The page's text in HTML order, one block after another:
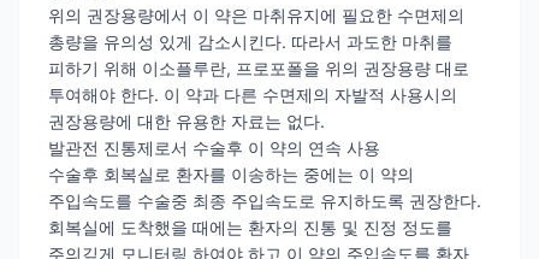
위의 권장용량에서 이 약은 마취유지에 필요한 수면제의
총량을 유의성 있게 감소시킨다. 따라서 과도한 마취를
피하기 위해 이소플루란, 프로포폴을 위의 권장용량 대로
투여해야 한다. 이 약과 다른 수면제의 자발적 사용시의
권장용량에 대한 유용한 자료는 없다.
발관전 진통제로서 수술후 이 약의 연속 사용
수술후 회복실로 환자를 이송하는 중에는 이 약의
주입속도를 수술중 최종 주입속도로 유지하도록 권장한다.
회복실에 도착했을 때에는 환자의 진통 및 진정 정도를
주의깊게 모니터링 하여야 하고 이 약의 주입속도를 환자